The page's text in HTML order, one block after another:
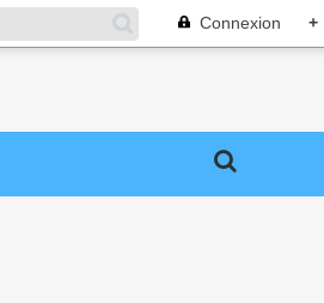
Connexion +